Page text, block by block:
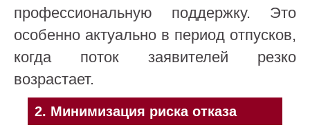
профессиональную поддержку. Это
особенно актуально в период отпусков,
когда поток заявителей резко
возрастает.
2. Минимизация риска отказа